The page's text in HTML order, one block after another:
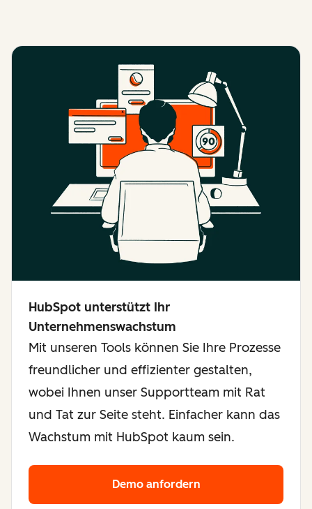
HubSpot unterstützt Ihr
Unternehmenswachstum
Mit unseren Tools können Sie Ihre Prozesse
freundlicher und effizienter gestalten,
wobei Ihnen unser Supportteam mit Rat
und Tat zur Seite steht. Einfacher kann das
Wachstum mit HubSpot kaum sein.
Demo anfordern